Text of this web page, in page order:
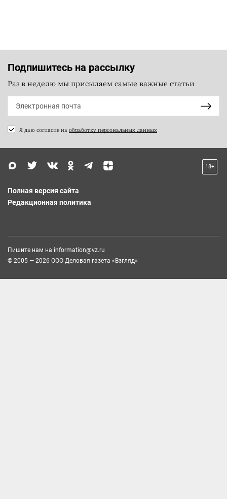
Подпишитесь на рассылку
Раз в неделю мы присылаем самые важные статьи
Я даю согласие на обработку персональных данных
18+
Полная версия сайта
Редакционная политика
Пишите нам на information@vz.ru
© 2005 — 2026 ООО Деловая газета «Взгляд»